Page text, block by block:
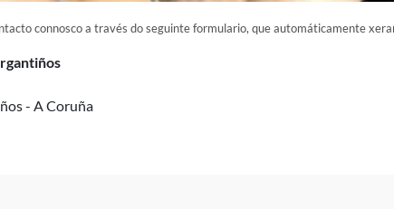
connosco a través do seguinte formulario, que automáticamente
- A Coruña